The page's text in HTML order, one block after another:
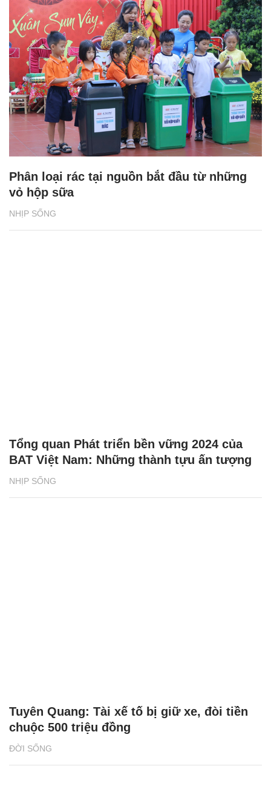
NHỊP SỐNG
Phân loại rác tại nguồn bắt đầu từ những
vỏ hộp sữa
NHỊP SỐNG
Tổng quan Phát triển bền vững 2024 của
BAT Việt Nam: Những thành tựu ấn tượng
ĐỜI SỐNG
Tuyên Quang: Tài xế tố bị giữ xe, đòi tiền
chuộc 500 triệu đồng